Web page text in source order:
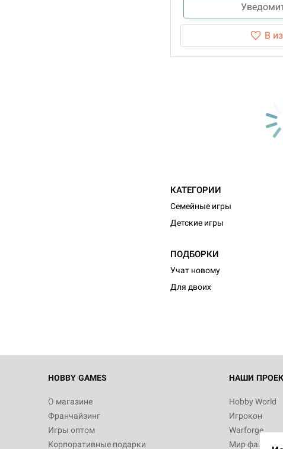
В
КАТЕГОРИИ
Семейные игры
Детские игры
ПОДБОРКИ
Учат новому
Для двоих
HOBBY GAMES
О магазине
Франчайзинг
Игры оптом
Корпоративные подарки
НАШИ
Hobby World
Игрокон
Warforge
Мир